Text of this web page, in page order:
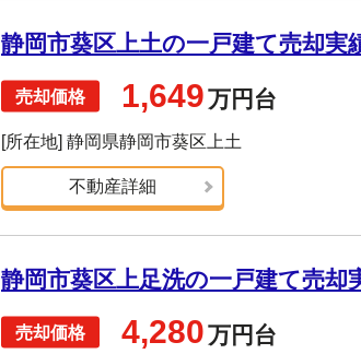
静岡市葵区上土の一戸建て売却実
1,649万円台
[所在地] 静岡県静岡市葵区上土
不動産詳細
静岡市葵区上足洗の一戸建て売却
4,280万円台